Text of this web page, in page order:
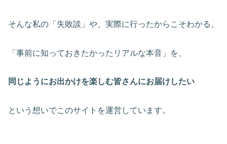
そんな私の「失敗談」や、実際に行ったからこそわかる、
「事前に知っておきたかったリアルな本音」を、
同じようにお出かけを楽しむ皆さんにお届けしたい
という想いでこのサイトを運営しています。